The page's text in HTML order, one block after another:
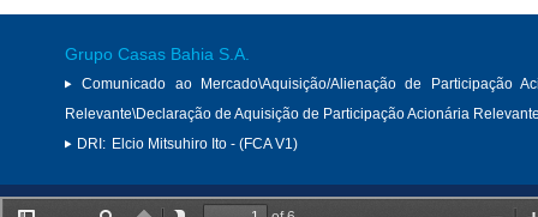
Grupo Casas Bahia S.A.
Comunicado ao Mercado\Aquisição/Alienação de Participação
Relevante\Declaração de Aquisição de Participação Acionária
DRI: Elcio Mitsuhiro Ito - (FCA V1)